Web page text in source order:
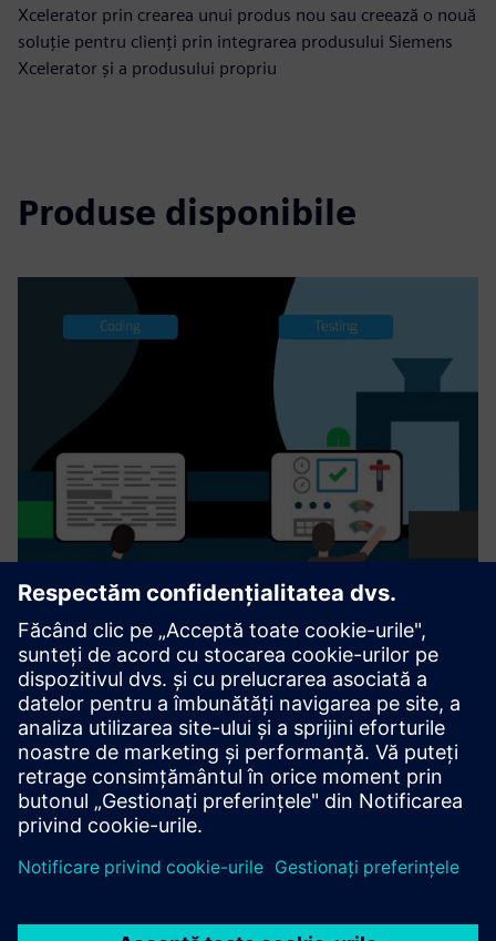
Xcelerator prin crearea unui produs nou sau creează o nouă
soluție pentru clienți prin integrarea produsului Siemens
Xcelerator și a produsului propriu
Produse disponibile
Menditect Test Automation
Menditect Test Automation (MTA) enhances the speed of
Mendix app delivery to the business by removing test
automation bottlenecks. Menditect provides a unique AI
driven “Direct Model Testing” technology for Mendix apps
Aflați mai multe